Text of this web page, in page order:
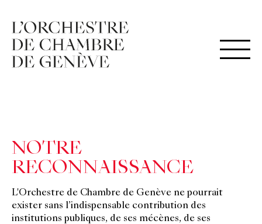
NOTRE
RECONNAISSANCE
L'Orchestre de Chambre de Genève ne pourrait
exister sans l’indispensable contribution des
institutions publiques, de ses mécènes, de ses